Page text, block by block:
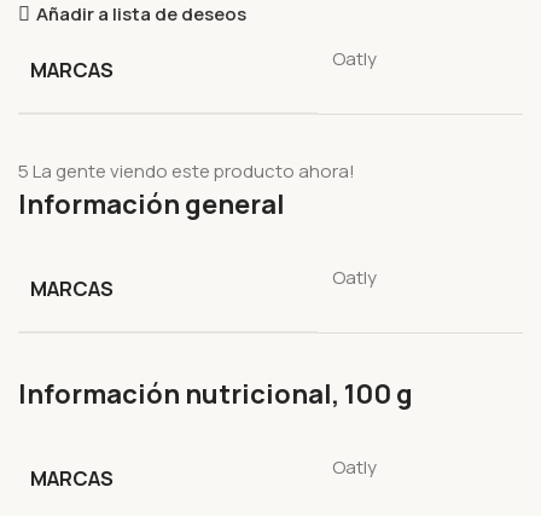
Añadir a lista de deseos
MARCAS Oatly
5 La gente viendo este producto ahora!
Información general
MARCAS Oatly
Información nutricional, 100 g
MARCAS Oatly